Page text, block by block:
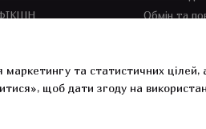
Обмін та
та статистичних цілей,
щоб дати згоду на